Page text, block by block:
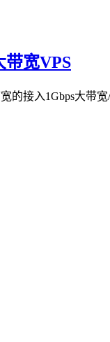
带宽VPS
的接入1Gbps大